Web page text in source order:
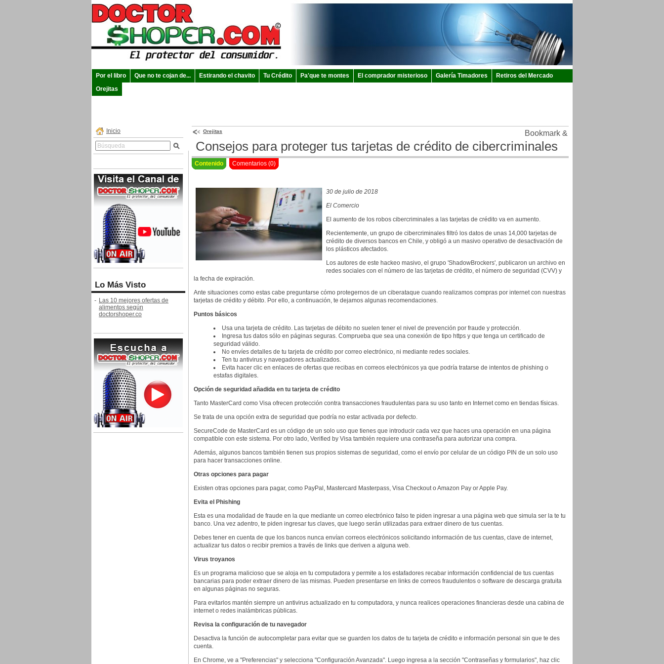
Por el libro Que no te cojan de... Estirando el chavito Tu Crédito Pa'que te montes El comprador misterioso Galería Timadores
Retiros del Mercado
Orejitas
Inicio
Lo Más Visto
- Las 10 mejores ofertas de
alimentos según
doctorshoper.co
Orejitas
Consejos para proteger tus tarjetas de crédito de cibercriminales
Contenido Comentarios (0)
30 de julio de 2018
El Comercio
El aumento de los robos cibercriminales a las tarjetas de crédito va en aumento.
Recientemente, un grupo de cibercriminales filtró los datos de unas 14,000 tarjetas de
crédito de diversos bancos en Chile, y obligó a un masivo operativo de desactivación de
los plásticos afectados.
Los autores de este hackeo masivo, el grupo 'ShadowBrockers', publicaron un archivo en
redes sociales con el número de las tarjetas de crédito, el número de seguridad (CVV) y
la fecha de expiración.
Ante situaciones como estas cabe preguntarse cómo protegernos de un ciberataque cuando realizamos compras por internet con nuestras
tarjetas de crédito y débito. Por ello, a continuación, te dejamos algunas recomendaciones.
Puntos básicos
Usa una tarjeta de crédito. Las tarjetas de débito no suelen tener el nivel de prevención por fraude y protección.
Ingresa tus datos sólo en páginas seguras. Comprueba que sea una conexión de tipo https y que tenga un certificado de
seguridad válido.
No envíes detalles de tu tarjeta de crédito por correo electrónico, ni mediante redes sociales.
Ten tu antivirus y navegadores actualizados.
Evita hacer clic en enlaces de ofertas que recibas en correos electrónicos ya que podría tratarse de intentos de phishing o
estafas digitales.
Opción de seguridad añadida en tu tarjeta de crédito
Tanto MasterCard como Visa ofrecen protección contra transacciones fraudulentas para su uso tanto en Internet como en tiendas físicas.
Se trata de una opción extra de seguridad que podría no estar activada por defecto.
SecureCode de MasterCard es un código de un solo uso que tienes que introducir cada vez que haces una operación en una página
compatible con este sistema. Por otro lado, Verified by Visa también requiere una contraseña para autorizar una compra.
Además, algunos bancos también tienen sus propios sistemas de seguridad, como el envío por celular de un código PIN de un solo uso
para hacer transacciones online.
Otras opciones para pagar
Existen otras opciones para pagar, como PayPal, Mastercard Masterpass, Visa Checkout o Amazon Pay or Apple Pay.
Evita el Phishing
Esta es una modalidad de fraude en la que mediante un correo electrónico falso te piden ingresar a una página web que simula ser la te tu
banco. Una vez adentro, te piden ingresar tus claves, que luego serán utilizadas para extraer dinero de tus cuentas.
Debes tener en cuenta de que los bancos nunca envían correos electrónicos solicitando información de tus cuentas, clave de internet,
actualizar tus datos o recibir premios a través de links que deriven a alguna web.
Virus troyanos
Es un programa malicioso que se aloja en tu computadora y permite a los estafadores recabar información confidencial de tus cuentas
bancarias para poder extraer dinero de las mismas. Pueden presentarse en links de correos fraudulentos o software de descarga gratuita
en algunas páginas no seguras.
Para evitarlos mantén siempre un antivirus actualizado en tu computadora, y nunca realices operaciones financieras desde una cabina de
internet o redes inalámbricas públicas.
Revisa la configuración de tu navegador
Desactiva la función de autocompletar para evitar que se guarden los datos de tu tarjeta de crédito e información personal sin que te des
cuenta.
En Chrome, ve a "Preferencias" y selecciona "Configuración Avanzada". Luego ingresa a la sección "Contraseñas y formularios", haz clic